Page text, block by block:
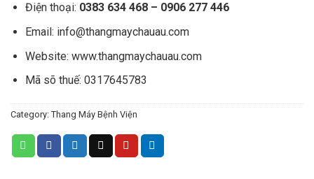
Điện thoại: 0383 634 468 – 0906 277 446
Email: info@thangmaychauau.com
Website: www.thangmaychauau.com
Mã sõ thuế: 0317645783
Category: Thang Máy Bệnh Viện